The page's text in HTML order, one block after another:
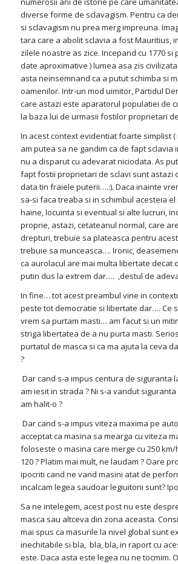
diverse forme de sclavagism. Pentru ca
si sclavagism nu prea merg impreuna.
tara care a abolit sclavia a fost Mauritius,
zilele noastre as zice. Incepand cu 1770 si
date aproximative ) lumea asa zis
asta neinsemnand ca a putut schimba si
oamenilor. Intr-un mod uimitor, Partidul
care astazi este aparatorul populatiei de
la baza lui de urmasii fostilor proprietari
In acest context evidentiat foarte simplist (
am putea sa ne gandim ca de fapt sclavia
nu a disparut cu adevarat niciodata. As
fapt fostii proprietari de sclavi sunt astazi
data tin fraiele puterii….:). Daca inainte
sa-si faca treaba si in schimbul acesteia
haine, locuinta si eventual si alte lucruri,
proprie, astazi, cetateanul normal, care
drepturi, trebuie sa plateasca pentru
trebuie sa munceasca…. Ironic,
ca aurolacul are mai multa libertate decat
putin dus la extrem dar…. ,destul de
In fine… tot acest preambul vine in
peste tot democratie si libertate dar…. Ce
vrem sa purtam masti… am facut si un
striga libertatea de a nu purta masti.
purtatul de masca si ca ma ajuta la ceva
?
Dar cand s-a impus centura de siguranta
am iesit in strada ? Ni s-a vandut
am halit-o ?
Dar cand s-a impus viteza maxima pe
acceptat ca masina sa mearga cu viteza
foloseste o masina care merge cu 250
120 ? Platim mai mult, ne laudam ? Oare
ipocriti cand ne vand masini atat de
incalcam legea saudoar legiuitorii sunt?
Sa ne intelegem, acest post nu este
masca sau altceva din zona aceasta.
mai spus ca masurile la nivel global sunt
inechitabile si bla, bla, bla, in raport cu
este. Daca asta este legea nu ne tocmim.